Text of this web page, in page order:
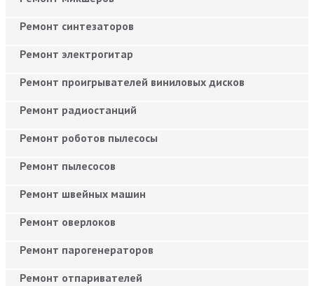
Ремонт синтезаторов
Ремонт электрогитар
Ремонт проигрывателей виниловых дисков
Ремонт радиостанций
Ремонт роботов пылесосы
Ремонт пылесосов
Ремонт швейных машин
Ремонт оверлоков
Ремонт парогенераторов
Ремонт отпаривателей